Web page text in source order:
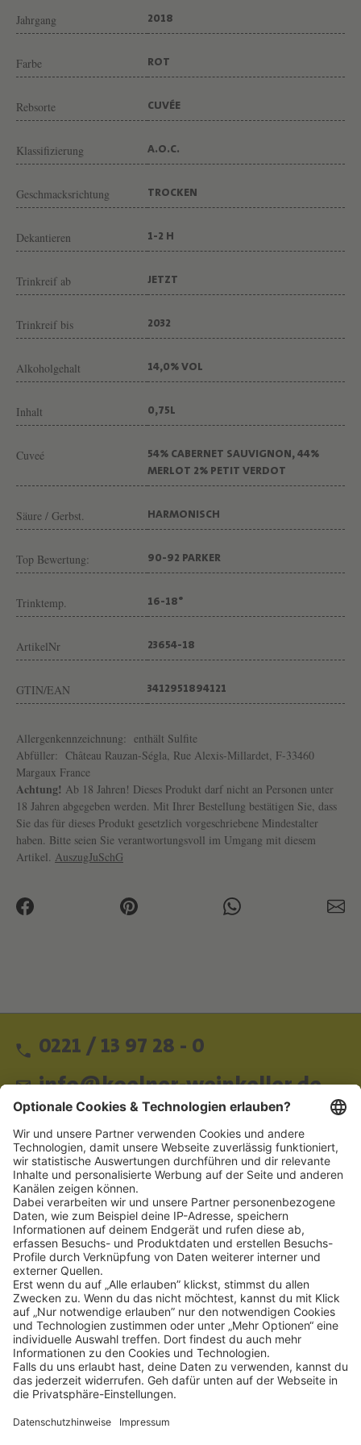
Z
N
É
L
Jahrgang 2018
Farbe ROT
Rebsorte CUVÉE
Klassifizierung A.O.C.
Geschmacksrichtung TROCKEN
Dekantieren 1-2 H
Trinkreif ab JETZT
Trinkreif bis 2032
Alkoholgehalt 14,0% VOL
Inhalt 0,75L
Cuveé
54% CABERNET SAUVIGNON, 44%
MERLOT 2% PETIT VERDOT
Säure / Gerbst. HARMONISCH
Top Bewertung: 90-92 PARKER
Trinktemp. 16-18°
ArtikelNr 23654-18
GTIN/EAN 3412951894121
Allergenkennzeichnung: enthält Sulfite
Abfüller: Château Rauzan-Ségla, Rue Alexis-Millardet, F-33460
Margaux France
Achtung! Ab 18 Jahren! Dieses Produkt darf nicht an Personen unter
18 Jahren abgegeben werden. Mit Ihrer Bestellung bestätigen Sie, dass
Sie das für dieses Produkt gesetzlich vorgeschriebene Mindestalter
haben. Bitte seien Sie verantwortungsvoll im Umgang mit diesem
Artikel. AuszugJuSchG
0221 / 13 97 28 - 0
info@koelner-weinkeller.de
Schnellzugriff
ZAHLUNGSMETHODEN
SOCIAL
NEWSLETTER
BESUCHEN SIE UNS
Alle Preise inkl. gesetzl. Mehrwertsteuer zzgl.Versandkostenund ggf.